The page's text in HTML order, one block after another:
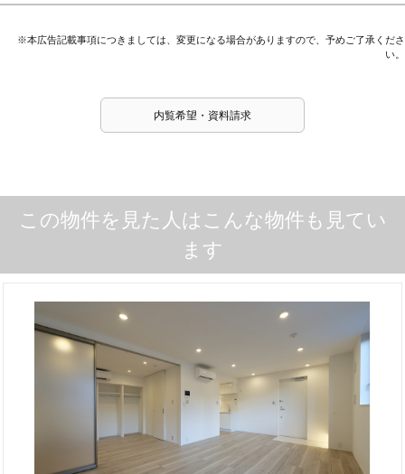
※本広告記載事項につきましては、変更になる場合がありますので、予めご了承くださ
い。
内覧希望・資料請求
この物件を見た人はこんな物件も見てい
ます